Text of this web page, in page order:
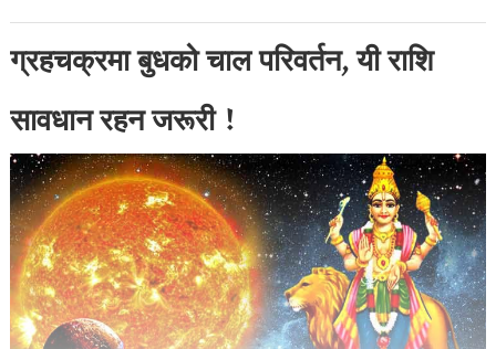
ग्रहचक्रमा बुधको चाल परिवर्तन, यी राशि
सावधान रहन जरूरी !